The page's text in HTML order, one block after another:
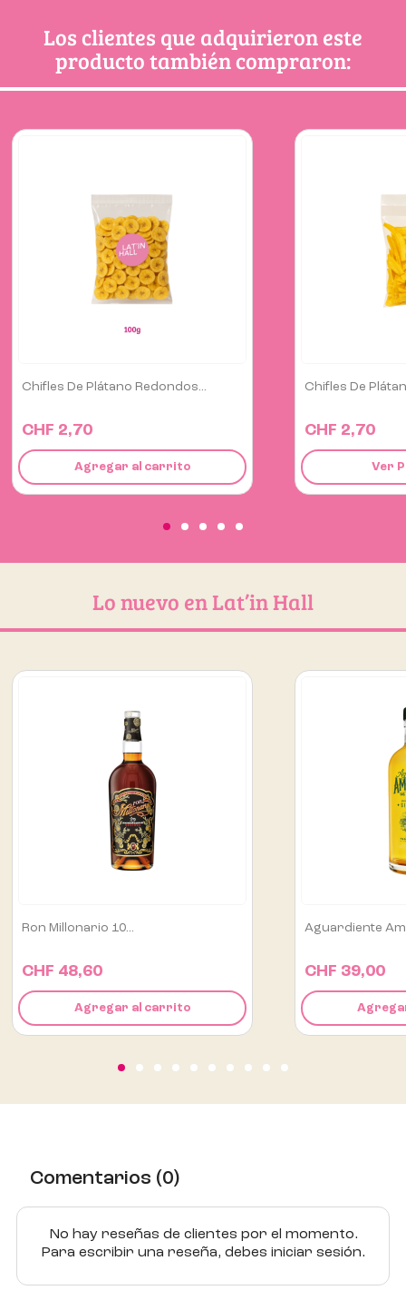
Los clientes que adquirieron este
producto también compraron:
Chifles De Plátano Largos...
CHF 2,70
Ver Producto
Pack Bon Bon
CHF 4,50
Lo nuevo en Lat’in Hall
Aguardiente Amarillo De...
CHF 39,00
Agregar al carrito
Alipús San Luis
CHF 129,00
Comentarios (0)
No hay reseñas de clientes por el momento.
Para escribir una reseña, debes iniciar sesión.